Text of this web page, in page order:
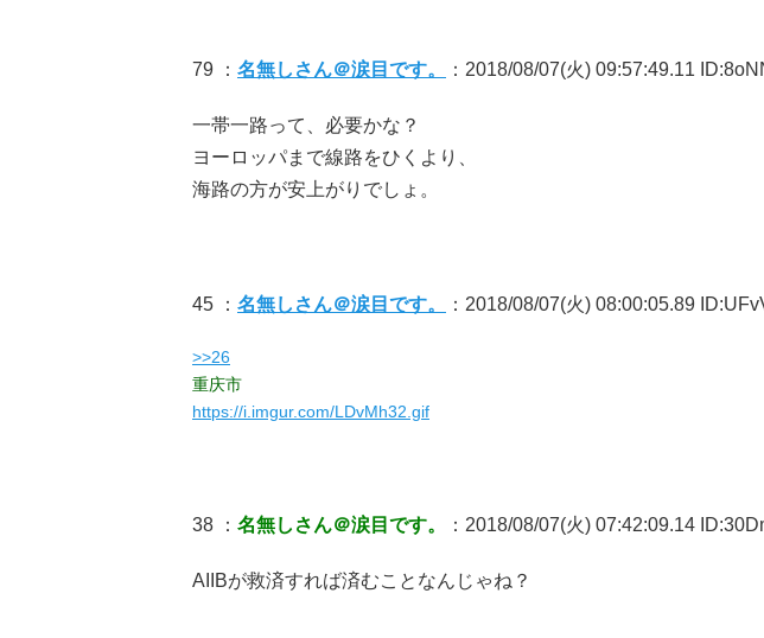
79 ： 名無しさん＠涙目です。 ：2018/08/07(火) 09:57:49.11
一帯一路って、必要かな？
ヨーロッパまで線路をひくより、
海路の方が安上がりでしょ。
45 ： 名無しさん＠涙目です。 ：2018/08/07(火) 08:00:05.89
>>26
重庆市
https://i.imgur.com/LDvMh32.gif
38 ： 名無しさん＠涙目です。 ：2018/08/07(火) 07:42:09.14
AIIBが救済すれば済むことなんじゃね？